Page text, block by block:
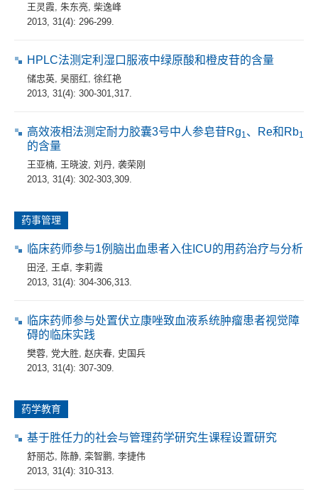
王灵霞 朱东亮 柴逸峰
2013, 31(4): 296-299.
HPLC法测定利湿口服液中绿原酸和橙皮苷的含量
储忠英 吴丽红 徐红艳
2013, 31(4): 300-301,317.
高效液相法测定耐力胶囊3号中人参皂苷Rg1、Re和Rb1
的含量
王亚楠 王晓波 刘丹 袭荣刚
2013, 31(4): 302-303,309.
药事管理
临床药师参与1例脑出血患者入住ICU的用药治疗与分析
田泾 王卓 李莉霞
2013, 31(4): 304-306,313.
临床药师参与处置伏立康唑致血液系统肿瘤患者视觉障
碍的临床实践
樊蓉 党大胜 赵庆春 史国兵
2013, 31(4): 307-309.
药学教育
基于胜任力的社会与管理药学研究生课程设置研究
舒丽芯 陈静 栾智鹏 李捷伟
2013, 31(4): 310-313.